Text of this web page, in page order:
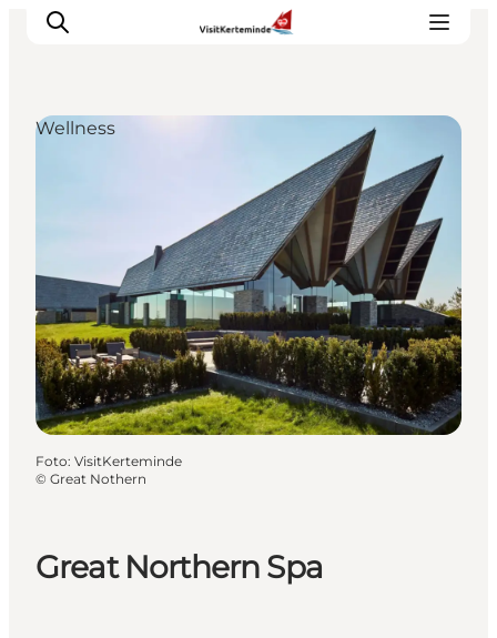
Sehenswürdigkeiten
Essen und trinken
Unterkünfte
Reiseplanung
Veranstaltungen
Great Northern Spa
Wellness
Foto: VisitKerteminde
© Great Nothern